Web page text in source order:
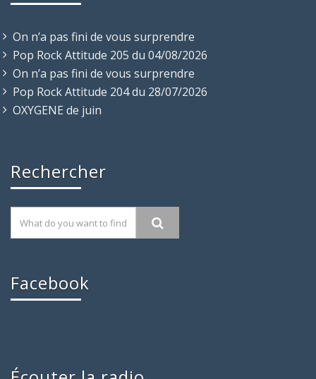
On n’a pas fini de vous surprendre
Pop Rock Attitude 205 du 04/08/2026
On n’a pas fini de vous surprendre
Pop Rock Attitude 204 du 28/07/2026
OXYGENE de juin
Rechercher
Facebook